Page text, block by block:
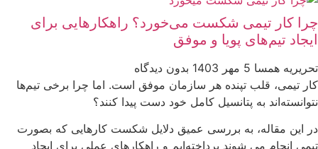
چرا کار تیمی شکست می‌خورد؟ راهکارهایی برای
ایجاد تیم‌های پویا و موفق
تحریریه همسا 5 مهر 1403
بدون دیدگاه
کار تیمی، قلب تپنده هر سازمان موفق است. اما چرا برخی تیم‌ها
نتوانسته‌اند به پتانسیل کامل خود دست پیدا کنند؟
در این مقاله، به بررسی عمیق دلایل شکست کارهایی که بصورت
تیمی انجام می شوند پرداخته‌ایم و راهکارهای عملی برای ایجاد